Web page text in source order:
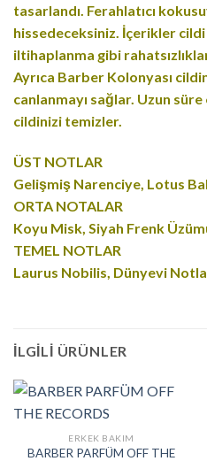
tasarlandı. Ferahlatıcı
hissedeceksiniz. İçerikler cildi
iltihaplanma gibi
Ayrıca Barber Kolonyası
canlanmayı sağlar. Uzun
cildinizi temizler.
ÜST NOTLAR
Gelişmiş Narenciye, Lotus
ORTA NOTALAR
Koyu Misk, Siyah Frenk
TEMEL NOTLAR
Laurus Nobilis, Dünyevi
İLGILI ÜRÜNLER
ERKEK BAKIM
BARBER PARFÜM OFF THE